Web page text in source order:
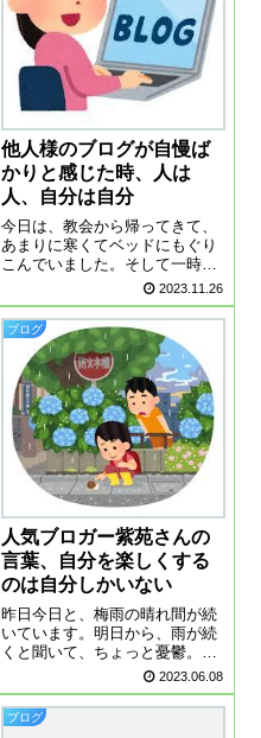
他人様のブログが自慢ば
かりと感じた時、人は
人、自分は自分
今日は、教会から帰ってきて、
あまりに寒くてベッドにもぐり
こんでいました。そして一時間
くらいウトウトと昼寝をしてし
まいました。不思議なことに昼
寝をしても、夜もぐっすり眠れ
ます。仕事をしていなくて、疲
れていないはずなのに、こんな
に眠れるのはなぜ...
2023.11.26
ブログ
人気ブロガー紫苑さんの
言葉、自分を楽しくする
のは自分しかいない
昨日今日と、梅雨の晴れ間が続
いています。明日から、雨が続
くと聞いて、ちょっと憂鬱。私
の仕事は、雨だと忙しくなるか
らです。雨だと買い物に行きた
くない➡ネットスーパーで頼も
うになります。これからは、野
2023.06.08
ブログ